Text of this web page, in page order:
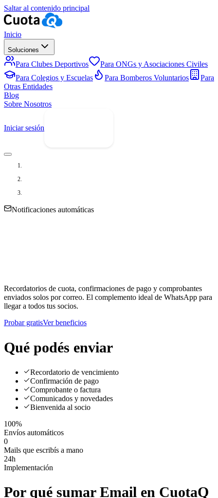
Saltar al contenido principal
Inicio
Soluciones
Para Clubes Deportivos
Para ONGs y Asociaciones Civiles
Para Colegios y Escuelas
Para Bomberos Voluntarios
Para
Otras Entidades
Blog
Sobre Nosotros
Iniciar sesión
Notificaciones automáticas
Recordatorios de cuota, confirmaciones de pago y comprobantes
enviados solos por correo. El complemento ideal de WhatsApp para
llegar a todos tus socios.
Probar gratisVer beneficios
Qué podés enviar
Recordatorio de vencimiento
Confirmación de pago
Comprobante o factura
Comunicados y novedades
Bienvenida al socio
100%
Envíos automáticos
0
Mails que escribís a mano
24h
Implementación
Por qué sumar Email en CuotaQ